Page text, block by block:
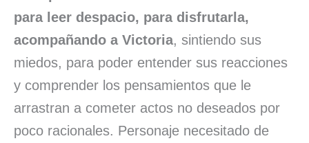
para leer despacio, para disfrutarla,
acompañando a Victoria, sintiendo sus
miedos, para poder entender sus reacciones
y comprender los pensamientos que le
arrastran a cometer actos no deseados por
poco racionales. Personaje necesitado de